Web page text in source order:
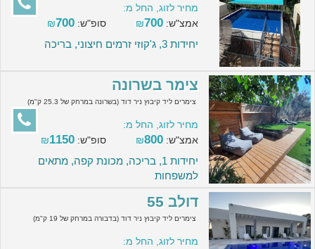
מחיר לזוג, החל מ:
אמצ"ש:
₪700 סופ"ש: ₪700
יחידות 3, ג'קוזי זרמים חיצוני, בריכה
צימר בשרונה
צימרים ליד קיבוץ ניר דוד (בשרונה במרחק של 25.3 ק"מ)
מחיר לזוג, החל מ:
אמצ"ש:
₪800 סופ"ש: ₪1150
יחידות 1, בריכה, מכונת קפה, מתאים
למשפחות
דולב 55
צימרים ליד קיבוץ ניר דוד (בדבורה במרחק של 19 ק"מ)
מחיר לזוג, החל מ: